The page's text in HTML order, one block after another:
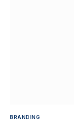
BRANDING